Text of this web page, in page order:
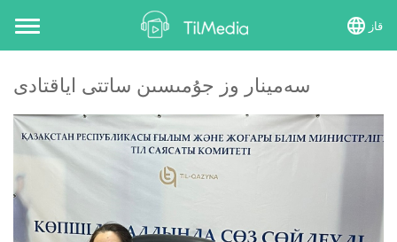
Toggle
navigation
قاز
سەمينار وز جۇمىسىن ساتتى اياقتادى